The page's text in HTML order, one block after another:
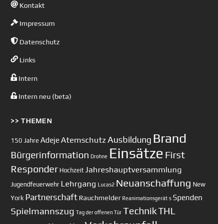
Kontakt
Impressum
Datenschutz
Links
Intern
Intern neu (beta)
>> THEMEN
150 Jahre AdejeAtemschutz Ausbildung Brand
Bürgerinformation Drohne Einsätze First
Responder Hochzeit Jahreshauptversammlung
Jugendfeuerwehr Lehrgang Lucas2 Neuanschaffung New
York Partnerschaft Rauchmelder Reanimationsgerät s Spenden
Spielmannszug Tag der offenen Tür TechnikTHL